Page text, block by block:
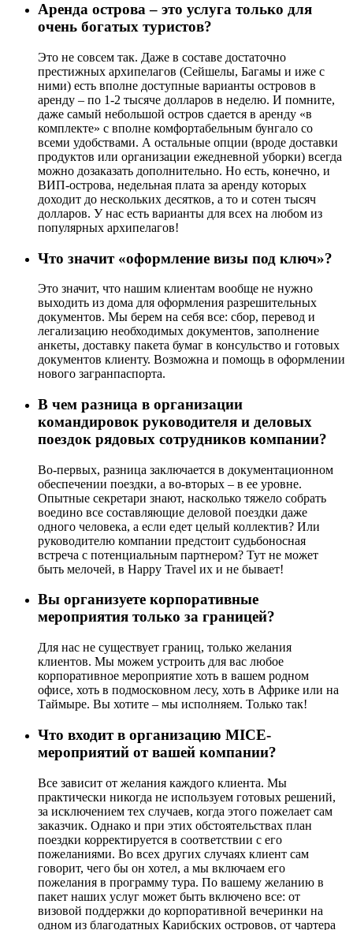
Аренда острова – это услуга только для
очень богатых туристов?
Это не совсем так. Даже в составе достаточно
престижных архипелагов (Сейшелы, Багамы и иже с
ними) есть вполне доступные варианты островов в
аренду – по 1-2 тысяче долларов в неделю. И помните,
даже самый небольшой остров сдается в аренду «в
комплекте» с вполне комфортабельным бунгало со
всеми удобствами. А остальные опции (вроде доставки
продуктов или организации ежедневной уборки) всегда
можно дозаказать дополнительно. Но есть, конечно, и
ВИП-острова, недельная плата за аренду которых
доходит до нескольких десятков, а то и сотен тысяч
долларов. У нас есть варианты для всех на любом из
популярных архипелагов!
Что значит «оформление визы под ключ»?
Это значит, что нашим клиентам вообще не нужно
выходить из дома для оформления разрешительных
документов. Мы берем на себя все: сбор, перевод и
легализацию необходимых документов, заполнение
анкеты, доставку пакета бумаг в консульство и готовых
документов клиенту. Возможна и помощь в оформлении
нового загранпаспорта.
В чем разница в организации
командировок руководителя и деловых
поездок рядовых сотрудников компании?
Во-первых, разница заключается в документационном
обеспечении поездки, а во-вторых – в ее уровне.
Опытные секретари знают, насколько тяжело собрать
воедино все составляющие деловой поездки даже
одного человека, а если едет целый коллектив? Или
руководителю компании предстоит судьбоносная
встреча с потенциальным партнером? Тут не может
быть мелочей, в Happy Travel их и не бывает!
Вы организуете корпоративные
мероприятия только за границей?
Для нас не существует границ, только желания
клиентов. Мы можем устроить для вас любое
корпоративное мероприятие хоть в вашем родном
офисе, хоть в подмосковном лесу, хоть в Африке или на
Таймыре. Вы хотите – мы исполняем. Только так!
Что входит в организацию MICE-
мероприятий от вашей компании?
Все зависит от желания каждого клиента. Мы
практически никогда не используем готовых решений,
за исключением тех случаев, когда этого пожелает сам
заказчик. Однако и при этих обстоятельствах план
поездки корректируется в соответствии с его
пожеланиями. Во всех других случаях клиент сам
говорит, чего бы он хотел, а мы включаем его
пожелания в программу тура. По вашему желанию в
пакет наших услуг может быть включено все: от
визовой поддержки до корпоративной вечеринки на
одном из благодатных Карибских островов, от чартера